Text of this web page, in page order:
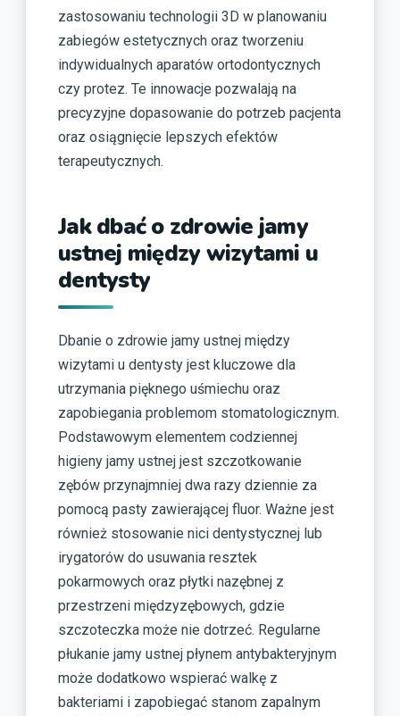
zastosowaniu technologii 3D w planowaniu
zabiegów estetycznych oraz tworzeniu
indywidualnych aparatów ortodontycznych
czy protez. Te innowacje pozwalają na
precyzyjne dopasowanie do potrzeb pacjenta
oraz osiągnięcie lepszych efektów
terapeutycznych.
Jak dbać o zdrowie jamy
ustnej między wizytami u
dentysty
Dbanie o zdrowie jamy ustnej między
wizytami u dentysty jest kluczowe dla
utrzymania pięknego uśmiechu oraz
zapobiegania problemom stomatologicznym.
Podstawowym elementem codziennej
higieny jamy ustnej jest szczotkowanie
zębów przynajmniej dwa razy dziennie za
pomocą pasty zawierającej fluor. Ważne jest
również stosowanie nici dentystycznej lub
irygatorów do usuwania resztek
pokarmowych oraz płytki nazębnej z
przestrzeni międzyzębowych, gdzie
szczoteczka może nie dotrzeć. Regularne
płukanie jamy ustnej płynem antybakteryjnym
może dodatkowo wspierać walkę z
bakteriami i zapobiegać stanom zapalnym